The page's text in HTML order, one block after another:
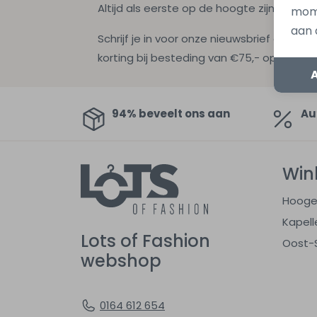
Altijd als eerste op de hoogte zijn?
Schrijf je in voor onze nieuwsbrief en
korting bij besteding van €75,- op de
94% beveelt ons aan
Lots of Fashion
webshop
0164 612 654
Oost-
aan